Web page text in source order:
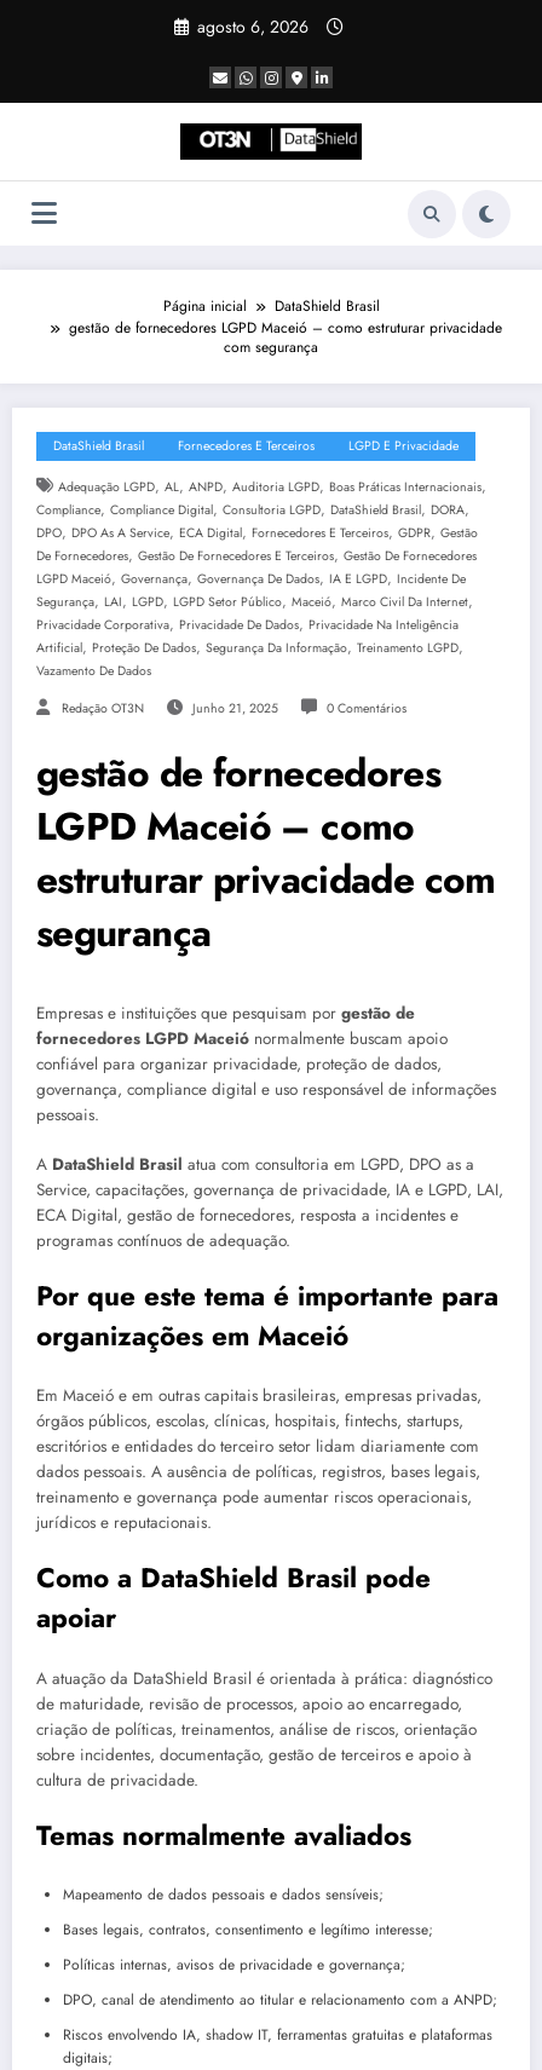
agosto 6, 2026
Página inicial
DataShield Brasil
gestão de fornecedores LGPD Maceió – como estruturar privacidade
com segurança
DataShield Brasil Fornecedores E Terceiros LGPD E Privacidade
Adequação LGPD, AL, ANPD, Auditoria LGPD, Boas Práticas Internacionais,
Compliance, Compliance Digital, Consultoria LGPD, DataShield Brasil, DORA,
DPO, DPO As A Service, ECA Digital, Fornecedores E Terceiros, GDPR, Gestão
De Fornecedores, Gestão De Fornecedores E Terceiros, Gestão De Fornecedores
LGPD Maceió, Governança, Governança De Dados, IA E LGPD, Incidente De
Segurança, LAI, LGPD, LGPD Setor Público, Maceió, Marco Civil Da Internet,
Privacidade Corporativa, Privacidade De Dados, Privacidade Na Inteligência
Artificial, Proteção De Dados, Segurança Da Informação, Treinamento LGPD,
Vazamento De Dados
Redação OT3N Junho 21, 2025 0 Comentários
gestão de fornecedores
LGPD Maceió – como
estruturar privacidade com
segurança
Empresas e instituições que pesquisam por gestão de
fornecedores LGPD Maceió normalmente buscam apoio
confiável para organizar privacidade, proteção de dados,
governança, compliance digital e uso responsável de informações
pessoais.
A DataShield Brasil atua com consultoria em LGPD, DPO as a
Service, capacitações, governança de privacidade, IA e LGPD, LAI,
ECA Digital, gestão de fornecedores, resposta a incidentes e
programas contínuos de adequação.
Por que este tema é importante para
organizações em Maceió
Em Maceió e em outras capitais brasileiras, empresas privadas,
órgãos públicos, escolas, clínicas, hospitais, fintechs, startups,
escritórios e entidades do terceiro setor lidam diariamente com
dados pessoais. A ausência de políticas, registros, bases legais,
treinamento e governança pode aumentar riscos operacionais,
jurídicos e reputacionais.
Como a DataShield Brasil pode
apoiar
A atuação da DataShield Brasil é orientada à prática: diagnóstico
de maturidade, revisão de processos, apoio ao encarregado,
criação de políticas, treinamentos, análise de riscos, orientação
sobre incidentes, documentação, gestão de terceiros e apoio à
cultura de privacidade.
Temas normalmente avaliados
Mapeamento de dados pessoais e dados sensíveis;
Bases legais, contratos, consentimento e legítimo interesse;
Políticas internas, avisos de privacidade e governança;
DPO, canal de atendimento ao titular e relacionamento com a ANPD;
Riscos envolvendo IA, shadow IT, ferramentas gratuitas e plataformas
digitais;